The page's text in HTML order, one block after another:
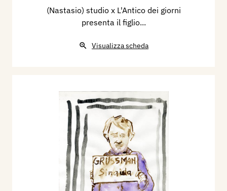
(Nastasio) studio x L'Antico dei giorni
presenta il figlio...
Visualizza scheda